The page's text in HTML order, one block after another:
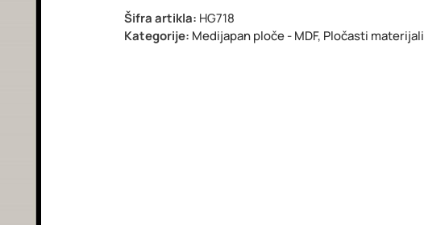
Šifra artikla: HG718
Kategorije: Medijapan ploče - MDF, Pločasti materijali